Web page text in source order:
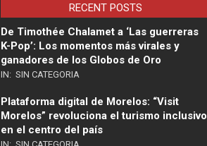
RECENT POSTS
De Timothée Chalamet a ‘Las guerreras
K-Pop’: Los momentos más virales y
ganadores de los Globos de Oro
IN: SIN CATEGORIA
Plataforma digital de Morelos: “Visit
Morelos” revoluciona el turismo inclusivo
en el centro del país